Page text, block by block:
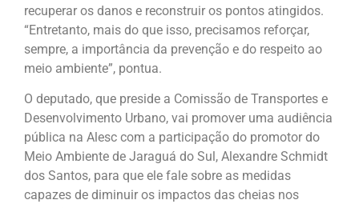
recuperar os danos e reconstruir os pontos atingidos.
“Entretanto, mais do que isso, precisamos reforçar,
sempre, a importância da prevenção e do respeito ao
meio ambiente”, pontua.
O deputado, que preside a Comissão de Transportes e
Desenvolvimento Urbano, vai promover uma audiência
pública na Alesc com a participação do promotor do
Meio Ambiente de Jaraguá do Sul, Alexandre Schmidt
dos Santos, para que ele fale sobre as medidas
capazes de diminuir os impactos das cheias nos